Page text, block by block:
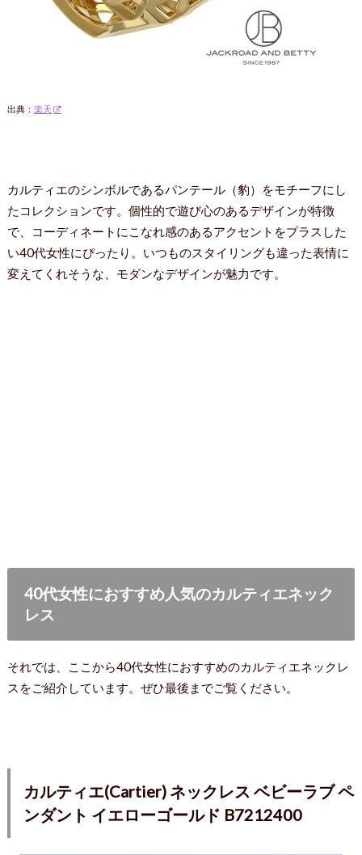
出典： 楽天
カルティエのシンボルであるパンテール（豹）をモチーフにし
たコレクションです。個性的で遊び心のあるデザインが特徴
で、コーディネートにこなれ感のあるアクセントをプラスした
い40代女性にぴったり。いつものスタイリングも違った表情に
変えてくれそうな、モダンなデザインが魅力です。
40代女性におすすめ人気のカルティエネック
レス
それでは、ここから40代女性におすすめのカルティエネックレ
スをご紹介しています。ぜひ最後までご覧ください。
カルティエ(Cartier) ネックレス ベビーラブ ペ
ンダント イエローゴールド B7212400